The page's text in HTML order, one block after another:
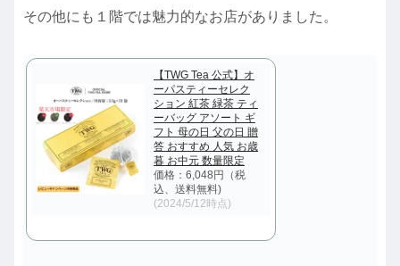
その他にも１階では魅力的なお店がありました。
【TWG Tea 公式】オ
ーパスティーセレク
ション 紅茶 緑茶 ティ
ーバッグ アソート ギ
フト 母の日 父の日 贈
答 おすすめ 人気 お歳
暮 お中元 数量限定
価格：6,048円（税
込、送料無料)
(2024/5/12時点)